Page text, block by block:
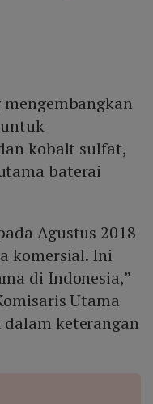
kobalt sulfat,
baterai
Agustus 2018
komersial. Ini
di Indonesia,”
Utama
dalam keterangan